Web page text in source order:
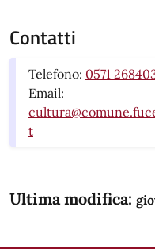
Contatti
Telefono: 0571
Email:
t
Ultima modifica: